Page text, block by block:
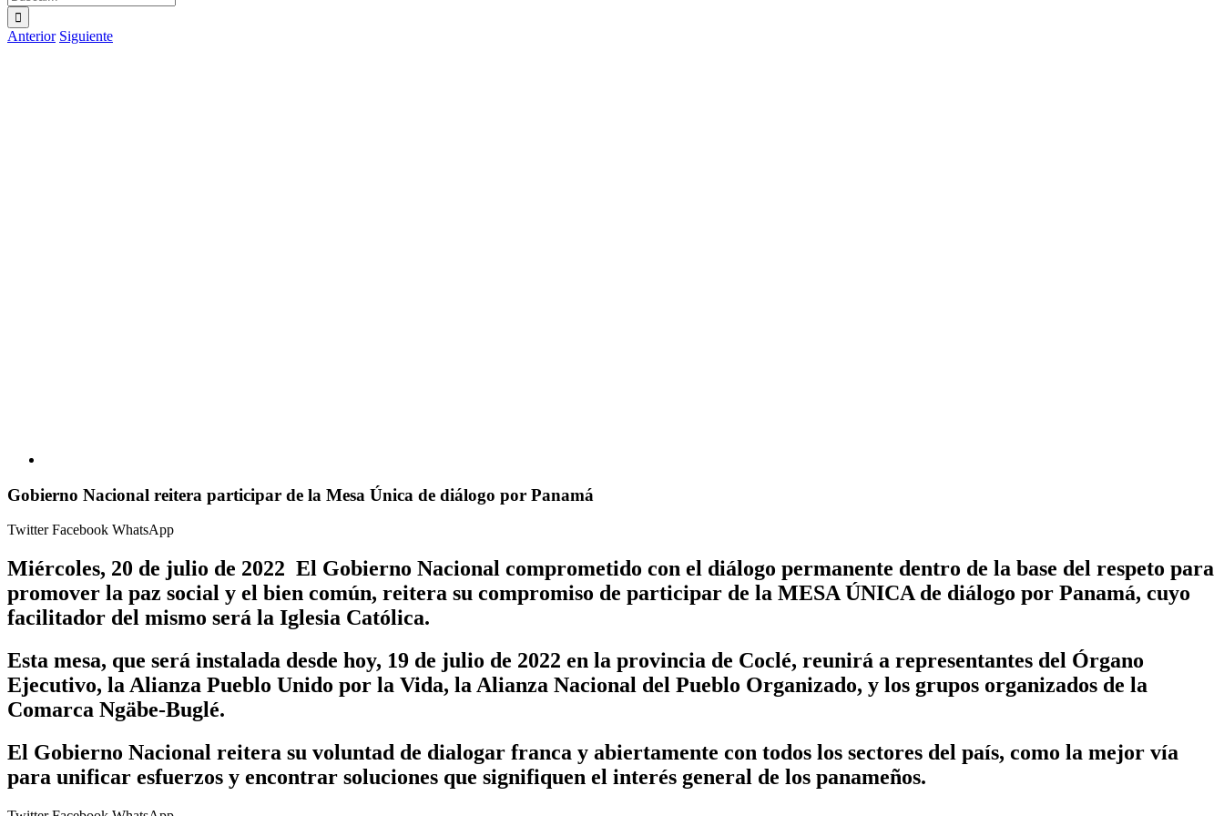
Anterior Siguiente
Gobierno Nacional reitera participar de la Mesa Única de diálogo por Panamá
TwitterFacebook WhatsApp
Miércoles, 20 de julio de 2022 El Gobierno Nacional comprometido con el diálogo permanente dentro de la base del respeto para
promover la paz social y el bien común, reitera su compromiso de participar de la MESA ÚNICA de diálogo por Panamá, cuyo
facilitador del mismo será la Iglesia Católica.
Esta mesa, que será instalada desde hoy, 19 de julio de 2022 en la provincia de Coclé, reunirá a representantes del Órgano
Ejecutivo, la Alianza Pueblo Unido por la Vida, la Alianza Nacional del Pueblo Organizado, y los grupos organizados de la
Comarca Ngäbe-Buglé.
El Gobierno Nacional reitera su voluntad de dialogar franca y abiertamente con todos los sectores del país, como la mejor vía
para unificar esfuerzos y encontrar soluciones que signifiquen el interés general de los panameños.